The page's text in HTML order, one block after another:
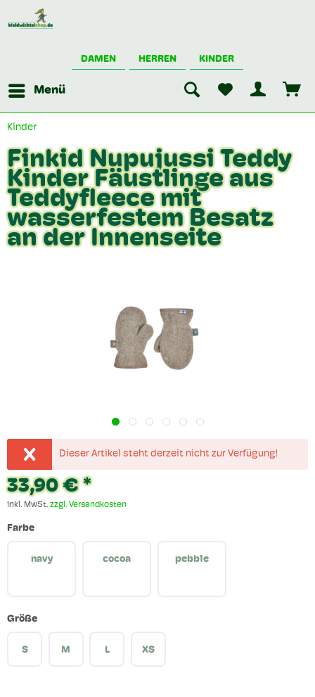
DAMEN HERREN KINDER
Menü
Kinder
Finkid Nupujussi Teddy
Kinder Fäustlinge aus
Teddyfleece mit
wasserfestem Besatz
an der Innenseite
Dieser Artikel steht derzeit nicht zur Verfügung!
33,90 € *
inkl. MwSt. zzgl. Versandkosten
Farbe
navy cocoa pebble
Größe
S M L XS